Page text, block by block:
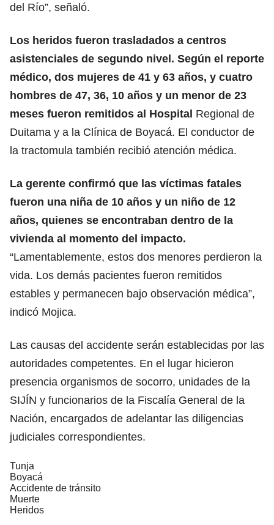
del Río”, señaló.
Los heridos fueron trasladados a centros
asistenciales de segundo nivel. Según el reporte
médico, dos mujeres de 41 y 63 años, y cuatro
hombres de 47, 36, 10 años y un menor de 23
meses fueron remitidos al Hospital Regional de
Duitama y a la Clínica de Boyacá. El conductor de
la tractomula también recibió atención médica.
La gerente confirmó que las víctimas fatales
fueron una niña de 10 años y un niño de 12
años, quienes se encontraban dentro de la
vivienda al momento del impacto.
“Lamentablemente, estos dos menores perdieron la
vida. Los demás pacientes fueron remitidos
estables y permanecen bajo observación médica”,
indicó Mojica.
Las causas del accidente serán establecidas por las
autoridades competentes. En el lugar hicieron
presencia organismos de socorro, unidades de la
SIJÍN y funcionarios de la Fiscalía General de la
Nación, encargados de adelantar las diligencias
judiciales correspondientes.
Tunja
Boyacá
Accidente de tránsito
Muerte
Heridos